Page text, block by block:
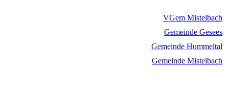
VGem Mistelbach
Gemeinde Gesees
Gemeinde Hummeltal
Gemeinde Mistelbach